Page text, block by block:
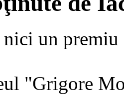
un premiu
"Grigore